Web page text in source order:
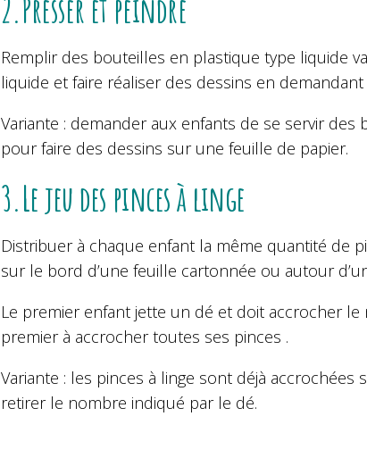
2.Presser et peindre
Remplir des bouteilles en plastique type liquide
liquide et faire réaliser des dessins en
Variante : demander aux enfants de se servir
pour faire des dessins sur une feuille de papier.
3.Le jeu des pinces à linge
Distribuer à chaque enfant la même quantité de
sur le bord d’une feuille cartonnée ou autour
Le premier enfant jette un dé et doit accrocher
premier à accrocher toutes ses pinces .
Variante : les pinces à linge sont déjà
retirer le nombre indiqué par le dé.